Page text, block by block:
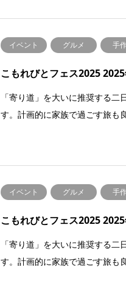
イベント グルメ 手
こもれびとフェス2025
「寄り道」を大いに推奨する
す。計画的に家族で過ごす旅も
イベント グルメ 手
こもれびとフェス2025
「寄り道」を大いに推奨する
す。計画的に家族で過ごす旅も